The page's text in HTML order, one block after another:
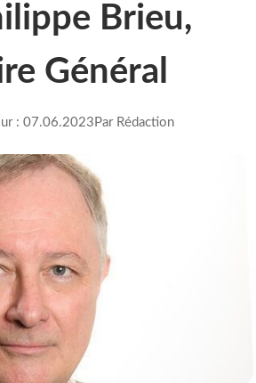
Brieu,
Général
: 07.06.2023 Par Rédaction